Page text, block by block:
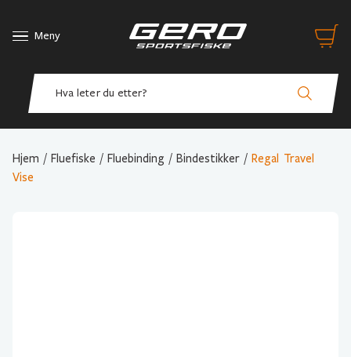
Meny
Hjem / Fluefiske / Fluebinding / Bindestikker / Regal Travel
Vise